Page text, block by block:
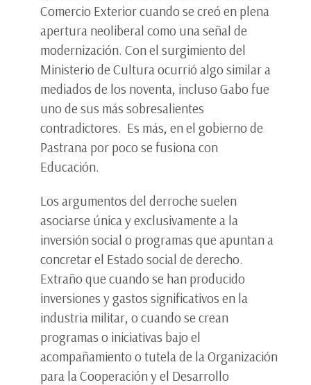
Comercio Exterior cuando se creó en plena
apertura neoliberal como una señal de
modernización. Con el surgimiento del
Ministerio de Cultura ocurrió algo similar a
mediados de los noventa, incluso Gabo fue
uno de sus más sobresalientes
contradictores. Es más, en el gobierno de
Pastrana por poco se fusiona con
Educación.
Los argumentos del derroche suelen
asociarse única y exclusivamente a la
inversión social o programas que apuntan a
concretar el Estado social de derecho.
Extraño que cuando se han producido
inversiones y gastos significativos en la
industria militar, o cuando se crean
programas o iniciativas bajo el
acompañamiento o tutela de la Organización
para la Cooperación y el Desarrollo